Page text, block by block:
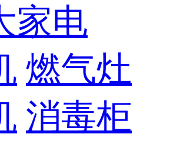
家电
燃气灶
消毒柜